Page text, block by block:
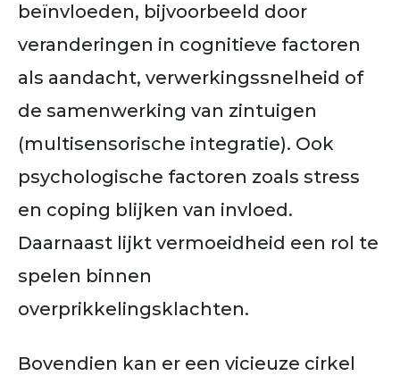
beïnvloeden, bijvoorbeeld door
veranderingen in cognitieve factoren
als aandacht, verwerkingssnelheid of
de samenwerking van zintuigen
(multisensorische integratie). Ook
psychologische factoren zoals stress
en coping blijken van invloed.
Daarnaast lijkt vermoeidheid een rol te
spelen binnen
overprikkelingsklachten.
Bovendien kan er een vicieuze cirkel